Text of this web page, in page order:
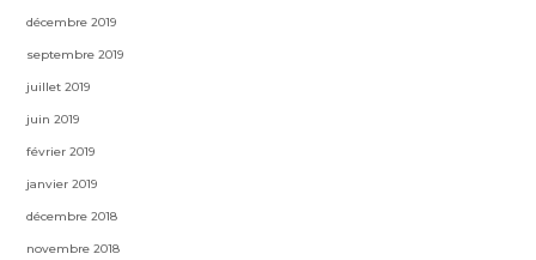
décembre 2019
septembre 2019
juillet 2019
juin 2019
février 2019
janvier 2019
décembre 2018
novembre 2018